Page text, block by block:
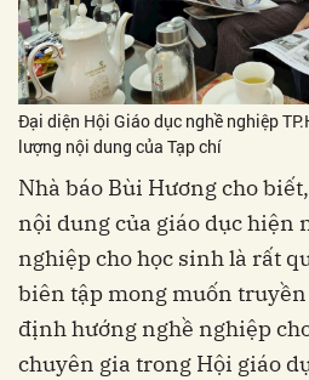
Đại diện Hội Giáo dục nghề nghiệp
lượng nội dung của Tạp chí
Nhà báo Bùi Hương cho
nội dung của giáo dục hiện
nghiệp cho học sinh là rất
biên tập mong muốn
định hướng nghề nghiệp
chuyên gia trong Hội giáo